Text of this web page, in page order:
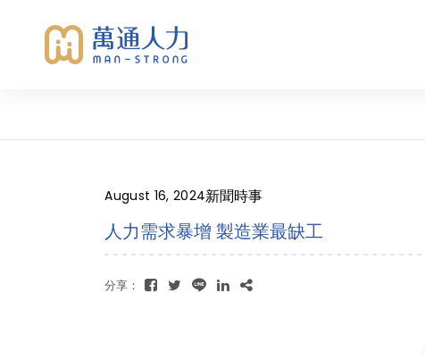
August 16, 2024新聞時事
人力需求暴增 製造業最缺工
分享：